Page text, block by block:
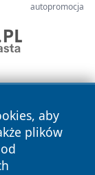
autopromocja
aby
plików